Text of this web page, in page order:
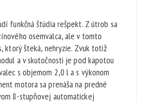
funkčná štúdia rešpekt. Z útrob sa
osemvalca, ale v tomto
ktorý šteká, nehryzie. Zvuk totiž
a v skutočnosti je pod kapotou
s objemom 2,0 l a s výkonom
motora sa prenáša na predné
8-stupňovej automatickej